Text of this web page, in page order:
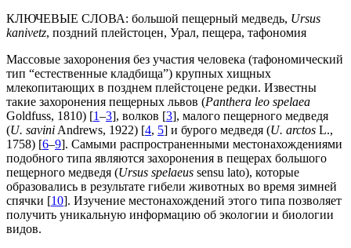
КЛЮЧЕВЫЕ СЛОВА: большой пещерный медведь, Ursus
kanivetz, поздний плейстоцен, Урал, пещера, тафономия
Массовые захоронения без участия человека (тафономический
тип “естественные кладбища”) крупных хищных
млекопитающих в позднем плейстоцене редки. Известны
такие захоронения пещерных львов (Panthera leo spelaea
Goldfuss, 1810) [1–3], волков [3], малого пещерного медведя
(U. savini Andrews, 1922) [4, 5] и бурого медведя (U. arctos L.,
1758) [6–9]. Самыми распространенными местонахождениями
подобного типа являются захоронения в пещерах большого
пещерного медведя (Ursus spelaeus sensu lato), которые
образовались в результате гибели животных во время зимней
спячки [10]. Изучение местонахождений этого типа позволяет
получить уникальную информацию об экологии и биологии
видов.